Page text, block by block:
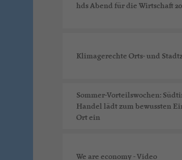
hds Abend für die Wirtschaft
Klimagerechte Orts- und
Sommer-Vorteilswochen:
Handel lädt zum bewussten
Ort ein
We are economy - Video